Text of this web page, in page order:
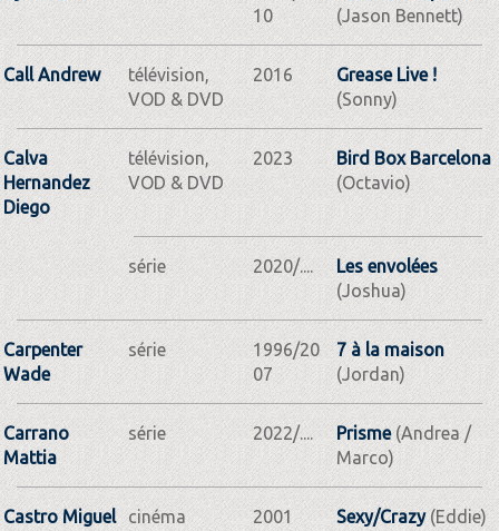
10
(Jason Bennett)
Call Andrew
télévision,
VOD & DVD
2016
Grease Live !
(Sonny)
Calva
Hernandez
Diego
télévision,
VOD & DVD
2023
Bird Box Barcelona
(Octavio)
série 2020/....
Les envolées
(Joshua)
Carpenter
Wade
série
1996/20
07
7 à la maison
(Jordan)
Carrano
Mattia
série 2022/.... Prisme(Andrea /
Marco)
Castro Miguel cinéma 2001 Sexy/Crazy(Eddie)